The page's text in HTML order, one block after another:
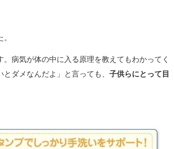
病気が体の中に入る原理を教えてもわかってく
ダメなんだよ」と言っても、 子供らにとって目